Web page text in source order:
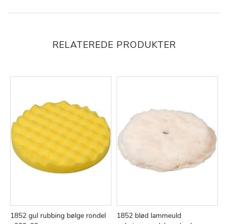
RELATEREDE PRODUKTER
1852 gul rubbing bølge rondel
1852 blød lammeuld